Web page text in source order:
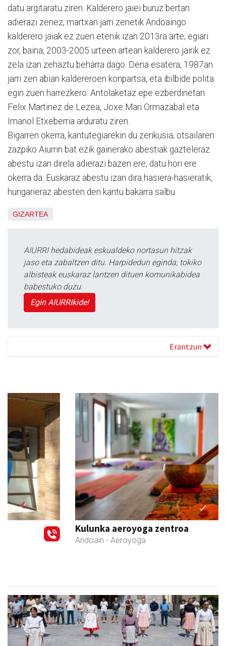
datu argitaratu ziren. Kalderero jaiei buruz bertan
adierazi zenez, martxan jarri zenetik Andoaingo
kalderero jaiak ez zuen etenik izan 2013ra arte; egiari
zor, baina, 2003-2005 urteen artean kalderero jairik ez
zela izan zehaztu beharra dago. Dena esatera, 1987an
jarri zen abian kaldereroen konpartsa, eta ibilbide polita
egin zuen harrezkero. Antolaketaz epe ezberdinetan
Felix Martinez de Lezea, Joxe Mari Ormazabal eta
Imanol Etxeberria arduratu ziren.
Bigarren okerra, kantutegiarekin du zerikusia; otsailaren
zazpiko Aiurrin bat ezik gainerako abestiak gazteleraz
abestu izan direla adierazi bazen ere, datu hori ere
okerra da. Euskaraz abestu izan dira hasiera-hasieratik,
hungarieraz abesten den kantu bakarra salbu.
GIZARTEA
AIURRI hedabideak eskualdeko nortasun hitzak
jaso eta zabaltzen ditu. Harpidedun eginda, tokiko
albisteak euskaraz lantzen dituen komunikabidea
babestuko duzu.
Egin AIURRIkide!
Erantzun
Kulunka aeroyoga zentroa
- Aeroyoga
Previous Next